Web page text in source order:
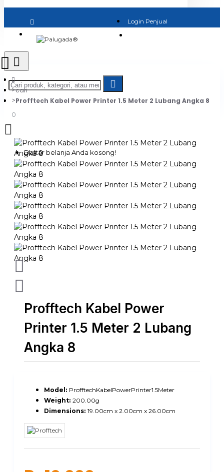
Login Penjual
0
Daftar belanja Anda kosong!
cari
Profftech Kabel Power Printer 1.5 Meter 2 Lubang Angka 8
Profftech Kabel Power
Printer 1.5 Meter 2 Lubang
Angka 8
Model: ProfftechKabelPowerPrinter1.5Meter
Weight: 200.00g
Dimensions: 19.00cm x 2.00cm x 26.00cm